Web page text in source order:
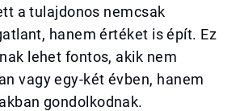
a tulajdonos nemcsak
hanem értéket is épít. Ez
lehet fontos, akik nem
vagy egy-két évben, hanem
gondolkodnak.